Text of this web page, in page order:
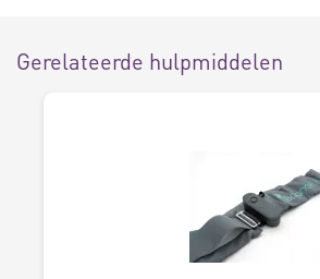
Gerelateerde hulpmiddelen